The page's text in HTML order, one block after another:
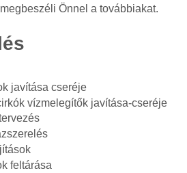
Önnel a továbbiakat.
javítása cseréje
vízmelegítők javítása-cseréje
feltárása